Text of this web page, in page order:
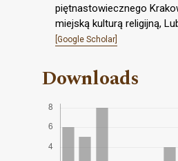
piętnastowiecznego
miejską kulturą religijną,
[Google Scholar]
Downloads